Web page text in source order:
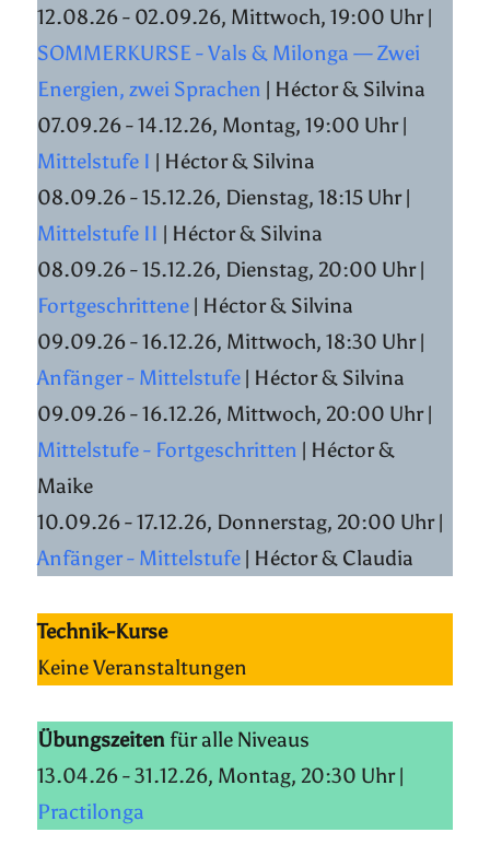
12.08.26 - 02.09.26, Mittwoch, 19:00 Uhr |
SOMMERKURSE - Vals & Milonga — Zwei
Energien, zwei Sprachen | Héctor & Silvina
07.09.26 - 14.12.26, Montag, 19:00 Uhr |
Mittelstufe I | Héctor & Silvina
08.09.26 - 15.12.26, Dienstag, 18:15 Uhr |
Mittelstufe II | Héctor & Silvina
08.09.26 - 15.12.26, Dienstag, 20:00 Uhr |
Fortgeschrittene | Héctor & Silvina
09.09.26 - 16.12.26, Mittwoch, 18:30 Uhr |
Anfänger - Mittelstufe | Héctor & Silvina
09.09.26 - 16.12.26, Mittwoch, 20:00 Uhr |
Mittelstufe - Fortgeschritten | Héctor &
Maike
10.09.26 - 17.12.26, Donnerstag, 20:00 Uhr |
Anfänger - Mittelstufe | Héctor & Claudia
Technik-Kurse
Keine Veranstaltungen
Übungszeiten für alle Niveaus
13.04.26 - 31.12.26, Montag, 20:30 Uhr |
Practilonga